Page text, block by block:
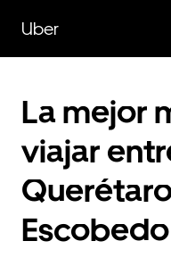
contenido
principal
Uber
La mejor
viajar
Escobedo